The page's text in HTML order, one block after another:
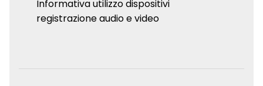
Informativa utilizzo dispositivi
registrazione audio e video